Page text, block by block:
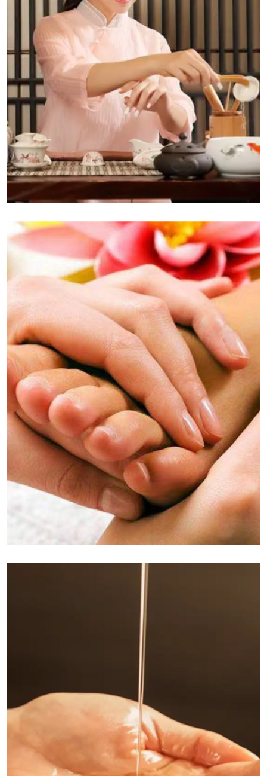
昆明桑拿养生是一种结合了传统桑拿浴和现代养生理
念的休闲方式，旨在通过蒸汽的热力和湿气来促进身
体排毒、放松肌肉、缓解压力，并提高身体的整体健
康状况。桑拿养生不只是一种简单的洗浴活动，它融
合了多种养生保健的元素，成为了一种全面的身心疗
养体验。
昆明保健按摩:是一种传统的养生疗法，它通过手法技
巧对身体的特定部位进行操作，以达到放松肌肉、促
进血液循环、缓解压力和疼痛的效果。这种疗法不仅
能够改善身体的亚健康状况，还能够提升整体的生活